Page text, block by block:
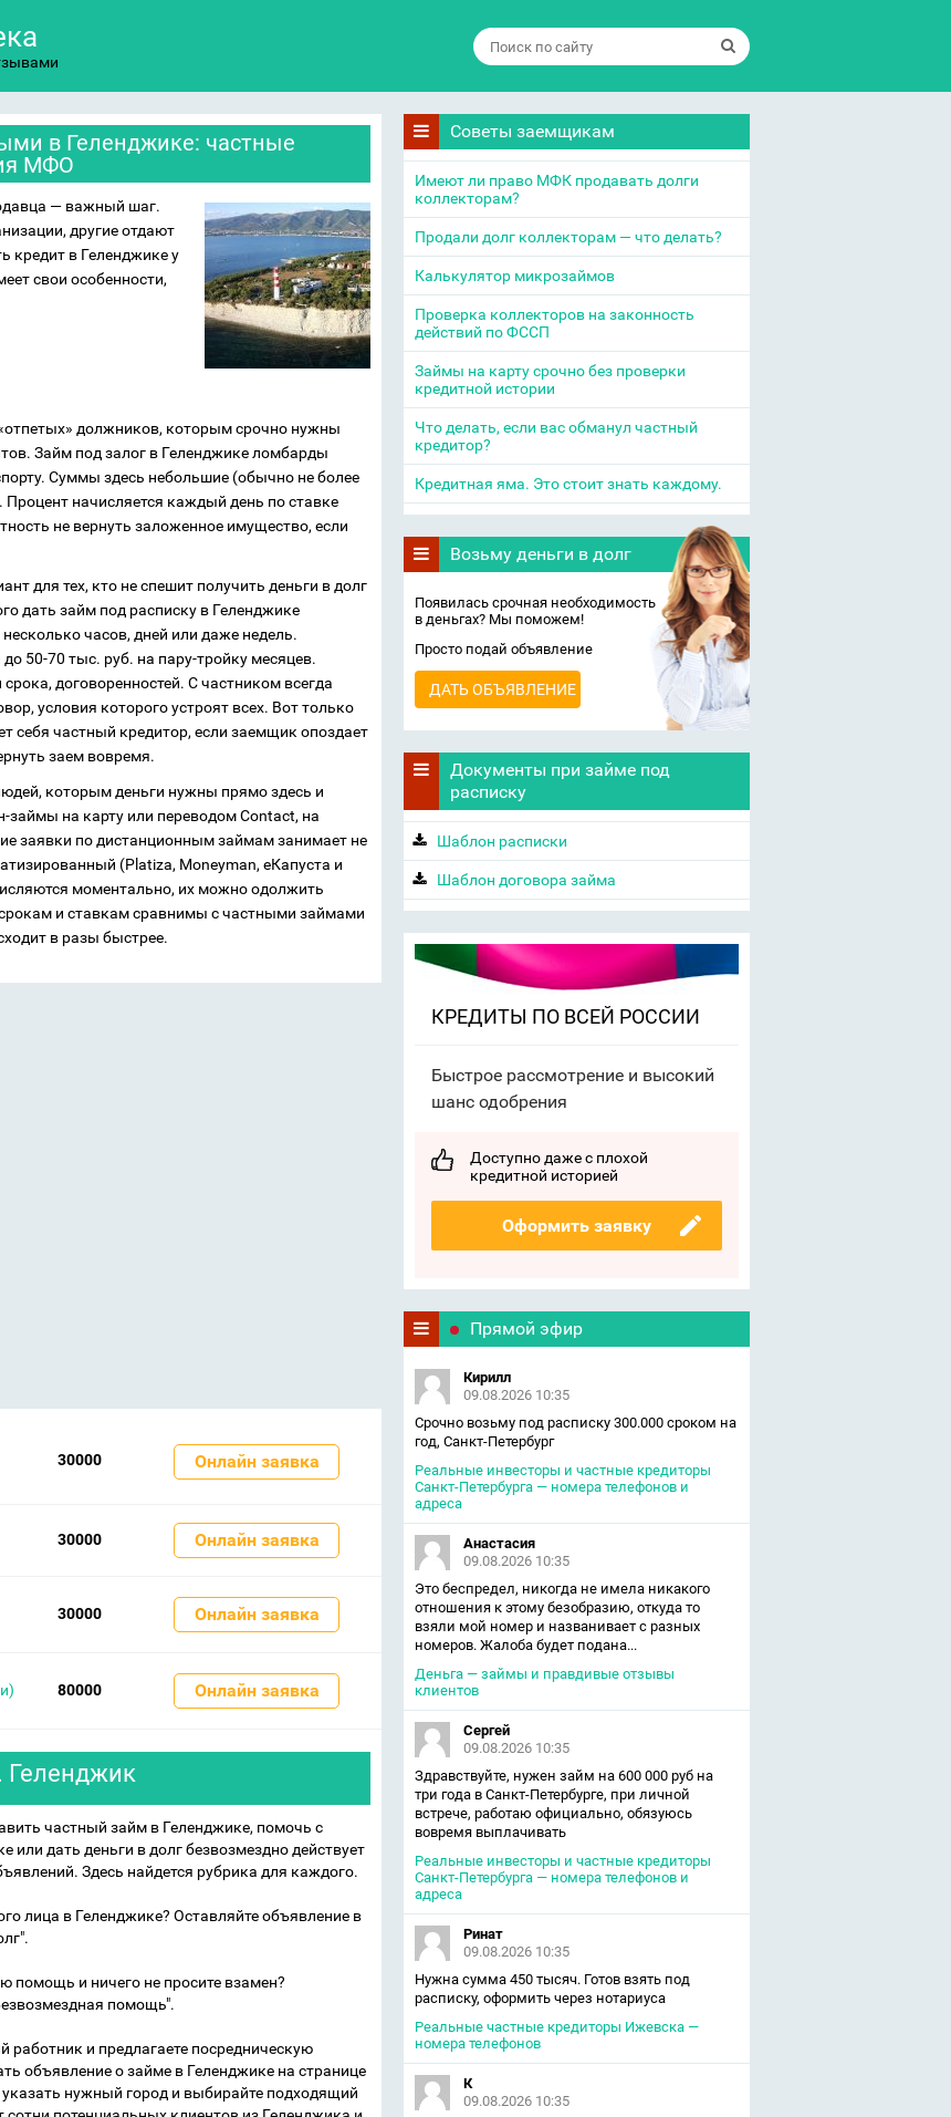
в Геленджике: частные
МФО
— важный шаг.
другие отдают
кредит в Геленджике у
свои особенности,
должников, которым срочно нужны
Займ под залог в Геленджике ломбарды
Суммы здесь небольшие (обычно не более
Процент начисляется каждый день по ставке
не вернуть заложенное имущество, если
для тех, кто не спешит получить деньги в долг
дать займ под расписку в Геленджике
часов, дней или даже недель.
50-70 тыс. руб. на пару-тройку месяцев.
договоренностей. С частником всегда
условия которого устроят всех. Вот только
себя частный кредитор, если заемщик опоздает
заем вовремя.
которым деньги нужны прямо здесь и
займы на карту или переводом Contact, на
заявки по дистанционным займам занимает не
(Platiza, Moneyman, еКапуста и
моментально, их можно одолжить
и ставкам сравнимы с частными займами
в разы быстрее.
30000 Онлайн заявка
30000 Онлайн заявка
30000 Онлайн заявка
80000 Онлайн заявка
Геленджик
частный займ в Геленджике, помочь с
или дать деньги в долг безвозмездно действует
Здесь найдется рубрика для каждого.
лица в Геленджике? Оставляйте объявление в
помощь и ничего не просите взамен?
помощь".
и предлагаете посредническую
объявление о займе в Геленджике на странице
нужный город и выбирайте подходящий
Советы заемщикам
Имеют ли право МФК продавать долги
коллекторам?
Продали долг коллекторам — что делать?
Калькулятор микрозаймов
Проверка коллекторов на законность
действий по ФССП
Займы на карту срочно без проверки
кредитной истории
Что делать, если вас обманул частный
кредитор?
Кредитная яма. Это стоит знать каждому.
Возьму деньги в долг
Появилась срочная необходимость
в деньгах? Мы поможем!
Просто подай объявление
ДАТЬ ОБЪЯВЛЕНИЕ
Документы при займе под
расписку
Шаблон расписки
Шаблон договора займа
КРЕДИТЫ ПО ВСЕЙ РОССИИ
Быстрое рассмотрение и высокий
шанс одобрения
Доступно даже с плохой
кредитной историей
Оформить заявку
Прямой эфир
Кирилл
09.08.2026 10:35
Срочно возьму под расписку 300.000 сроком на
год, Санкт-Петербург
Реальные инвесторы и частные кредиторы
Санкт-Петербурга — номера телефонов и
адреса
Анастасия
09.08.2026 10:35
Это беспредел, никогда не имела никакого
отношения к этому безобразию, откуда то
взяли мой номер и названивает с разных
номеров. Жалоба будет подана...
Деньга — займы и правдивые отзывы
клиентов
Сергей
09.08.2026 10:35
Здравствуйте, нужен займ на 600 000 руб на
три года в Санкт-Петербурге, при личной
встрече, работаю официально, обязуюсь
вовремя выплачивать
Реальные инвесторы и частные кредиторы
Санкт-Петербурга — номера телефонов и
адреса
Ринат
09.08.2026 10:35
Нужна сумма 450 тысяч. Готов взять под
расписку, оформить через нотариуса
Реальные частные кредиторы Ижевска —
номера телефонов
К
09.08.2026 10:35